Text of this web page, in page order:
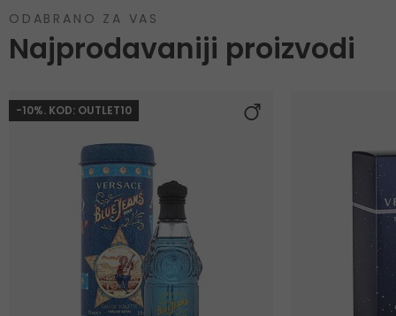
ODABRANO ZA VAS
Najprodavaniji proizvodi
-10%. KOD: OUTLET10